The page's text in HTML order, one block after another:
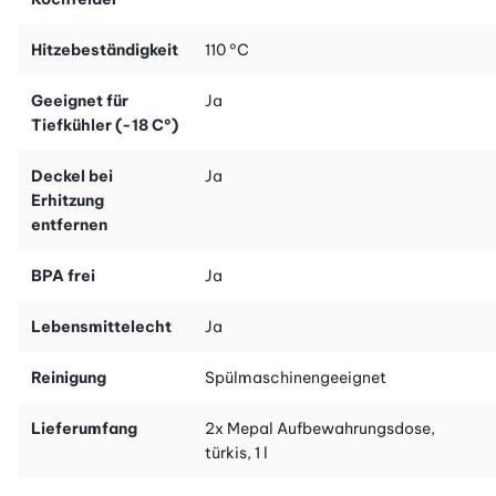
Hitzebeständigkeit 110 °C
Geeignet für
Tiefkühler (-18 C°)
Ja
Deckel bei
Erhitzung
entfernen
Ja
BPA frei Ja
Lebensmittelecht Ja
Reinigung Spülmaschinengeeignet
Lieferumfang
2x Mepal Aufbewahrungsdose,
türkis, 1 l